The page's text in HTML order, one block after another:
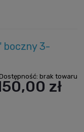
boczny 3-
brak towaru
zł